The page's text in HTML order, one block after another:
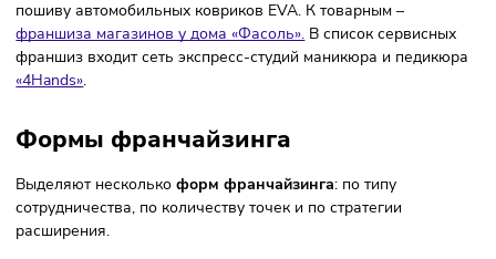
По направлениям товарный франчайзинг делится на
продуктовый, алкогольный/табачный и непродуктовый.
Продуктовые магазины устойчивы к кризисам, т.к. на
непродуктовым относятся магазины одежды и обуви,
косметические бутики и т.д.
Сервисный